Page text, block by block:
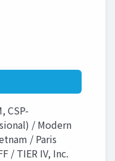
CSP-
/ Modern
/ Paris
/ TIER IV, Inc.